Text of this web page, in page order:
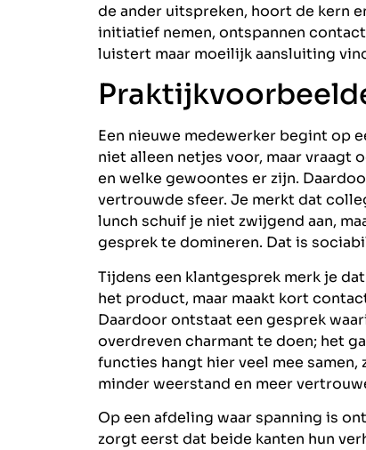
de ander uitspreken, hoort de kern
initiatief nemen, ontspannen
luistert maar moeilijk aansluiting
Een nieuwe medewerker begint op
niet alleen netjes voor, maar vraagt
en welke gewoontes er zijn.
vertrouwde sfeer. Je merkt dat
lunch schuif je niet zwijgend aan,
gesprek te domineren. Dat is
Tijdens een klantgesprek merk je
het product, maar maakt kort
Daardoor ontstaat een gesprek
overdreven charmant te doen; het
functies hangt hier veel mee samen,
minder weerstand en meer
Op een afdeling waar spanning is
zorgt eerst dat beide kanten hun